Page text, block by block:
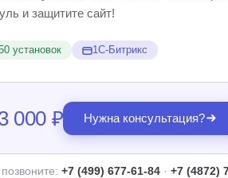
и защитите сайт!
установок 1С-Битрикс
000 ₽ Нужна консультация?
+7 (499) 677-61-84 · +7 (4872)